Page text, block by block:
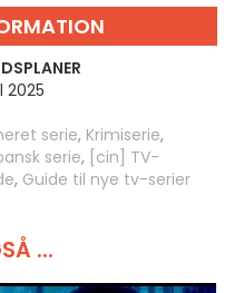
2025
serie, Krimiserie,
serie, [cin] TV-
, Guide til nye tv-serier
...